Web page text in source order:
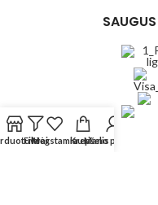
PARDUOTUVĖ
Filtrai
MėgstamiausiKrepšelis
Mano paskyra